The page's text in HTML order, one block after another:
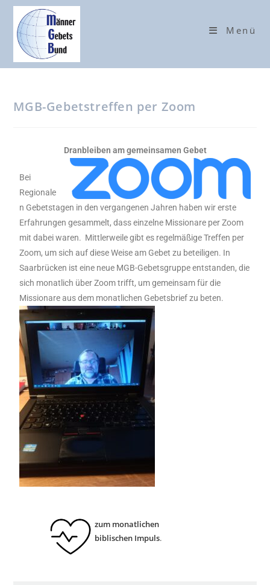
Menü
MGB-Gebetstreffen per Zoom
Dranbleiben am gemeinsamen Gebet
Bei
Regionale
n Gebetstagen in den vergangenen Jahren haben wir erste
Erfahrungen gesammelt, dass einzelne Missionare per Zoom
mit dabei waren. Mittlerweile gibt es regelmäßige Treffen per
Zoom, um sich auf diese Weise am Gebet zu beteiligen. In
Saarbrücken ist eine neue MGB-Gebetsgruppe entstanden, die
sich monatlich über Zoom trifft, um gemeinsam für die
Missionare aus dem monatlichen Gebetsbrief zu beten.
zum monatlichen
biblischen Impuls.